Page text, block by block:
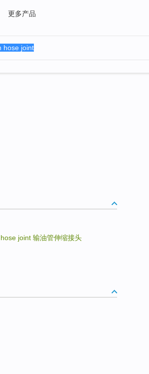
更多产品
joint 输油管伸缩接头